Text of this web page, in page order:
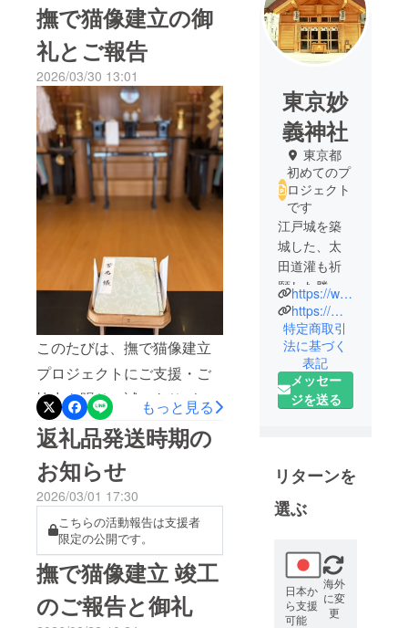
撫で猫像建立の御
礼とご報告
2026/03/30 13:01
このたびは、撫で猫像建立
プロジェクトにご支援・ご
協力を賜り、誠にありがと
うございました。おかげさ
まで、二月二十二日に無事
建立を終えた撫で猫は、す
でに多くの皆様に可愛がら
れ、優しく撫でていただい
ております。その光景に、
あらためて本プロジェクト
が皆様とのご縁によって成
もっと見る
返礼品発送時期の
お知らせ
2026/03/01 17:30
こちらの活動報告は支援者
限定の公開です。
撫で猫像建立 竣工
のご報告と御礼
東京妙
義神社
東京都
初めてのプ
ロジェクト
です
江戸城を築
城した、太
田道灌も祈
願した勝利
へ導く神社
東京都豊島
区駒込に鎮
座する勝負
の神様「妙
義神社」。
まとたける
のみこと）
を祀り、豊
神社とされ
る。
創建当初は
日本武尊の
https://www.instagram.com/myogijinja.official/
https://myogi.tokyo/
特定商取引
法に基づく
表記
メッセー
ジを送る
リターンを
選ぶ
日本か
ら支援
可能
海外
に変
更